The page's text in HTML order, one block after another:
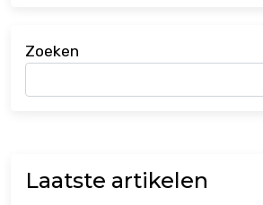
Zoeken
Laatste artikelen